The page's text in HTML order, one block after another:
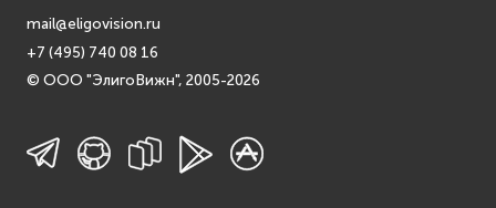
osgShadow
osgText
osgUtil
Физика (Physics)
bullet
mail@eligovision.ru
+7 (495) 740 08 16
© ООО "ЭлигоВижн", 2005-2026